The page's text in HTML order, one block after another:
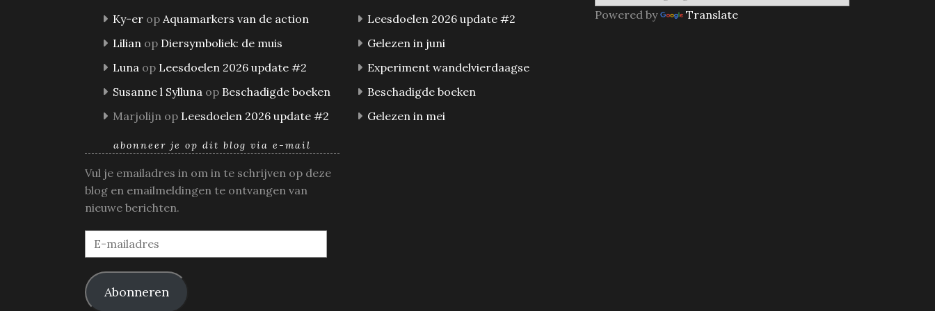
Ky-er op Aquamarkers van de action
Lilian op Diersymboliek: de muis
Luna op Leesdoelen 2026 update #2
Susanne l Sylluna op Beschadigde boeken
Marjolijn op Leesdoelen 2026 update #2
Leesdoelen 2026 update #2
Gelezen in juni
Experiment wandelvierdaagse
Beschadigde boeken
Gelezen in mei
Powered by Translate
abonneer je op dit blog via e-mail
Vul je emailadres in om in te schrijven op deze
blog en emailmeldingen te ontvangen van
nieuwe berichten.
E-
mailadres
Abonneren